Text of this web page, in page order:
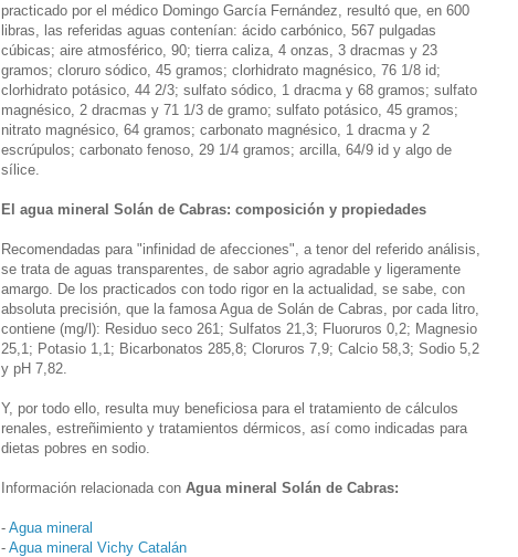
practicado por el médico Domingo García Fernández, resultó que, en 600
libras, las referidas aguas contenían: ácido carbónico, 567 pulgadas
cúbicas; aire atmosférico, 90; tierra caliza, 4 onzas, 3 dracmas y 23
gramos; cloruro sódico, 45 gramos; clorhidrato magnésico, 76 1/8 id;
clorhidrato potásico, 44 2/3; sulfato sódico, 1 dracma y 68 gramos; sulfato
magnésico, 2 dracmas y 71 1/3 de gramo; sulfato potásico, 45 gramos;
nitrato magnésico, 64 gramos; carbonato magnésico, 1 dracma y 2
escrúpulos; carbonato fenoso, 29 1/4 gramos; arcilla, 64/9 id y algo de
sílice.
El agua mineral Solán de Cabras: composición y propiedades
Recomendadas para "infinidad de afecciones", a tenor del referido análisis,
se trata de aguas transparentes, de sabor agrio agradable y ligeramente
amargo. De los practicados con todo rigor en la actualidad, se sabe, con
absoluta precisión, que la famosa Agua de Solán de Cabras, por cada litro,
contiene (mg/l): Residuo seco 261; Sulfatos 21,3; Fluoruros 0,2; Magnesio
25,1; Potasio 1,1; Bicarbonatos 285,8; Cloruros 7,9; Calcio 58,3; Sodio 5,2
y pH 7,82.
Y, por todo ello, resulta muy beneficiosa para el tratamiento de cálculos
renales, estreñimiento y tratamientos dérmicos, así como indicadas para
dietas pobres en sodio.
Información relacionada con Agua mineral Solán de Cabras:
- Agua mineral
- Agua mineral Vichy Catalán